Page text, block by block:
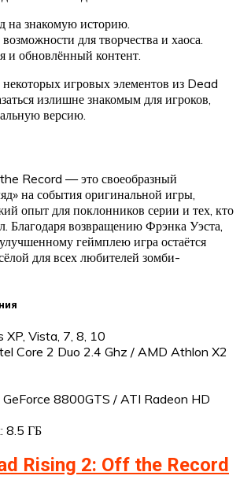
на знакомую историю.
для творчества и хаоса.
и обновлённый контент.
игровых элементов из Dead
излишне знакомым для игроков,
версию.
Record — это своеобразный
на события оригинальной игры,
опыт для поклонников серии и тех, кто
Благодаря возвращению Фрэнка Уэста,
геймплею игра остаётся
для всех любителей зомби-
Vista, 7, 8, 10
Core 2 Duo 2.4 Ghz / AMD Athlon X2
GeForce 8800GTS / ATI Radeon HD
8.5 ГБ
Rising 2: Off the Record